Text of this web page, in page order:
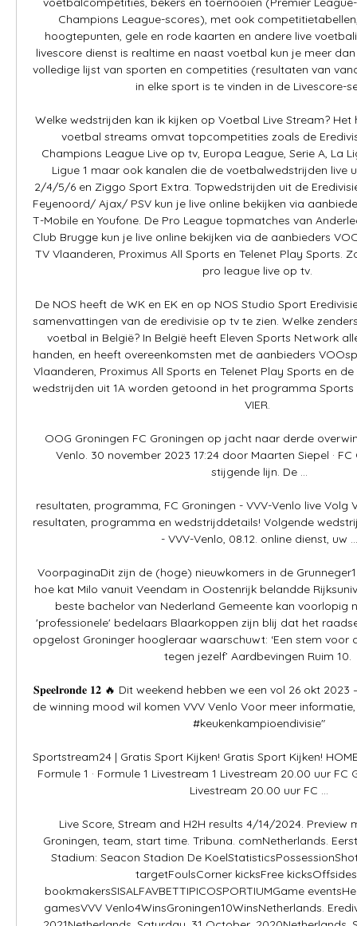
Champions League-scores), met ook
hoogtepunten, gele en rode kaarten en andere live
livescore dienst is realtime en naast voetbal kun je meer
volledige lijst van sporten en competities (resultaten van
in elke sport is te vinden in de Livescore-
Welke wedstrijden kan ik kijken op Voetbal Live Stream?
voetbal streams omvat topcompetities zoals de
Champions League Live op tv, Europa League, Serie A, La
Ligue 1 maar ook kanalen die de voetbalwedstrijden live
2/4/5/6 en Ziggo Sport Extra. Topwedstrijden uit de
Feyenoord/ Ajax/ PSV kun je live online bekijken via
T-Mobile en Youfone. De Pro League topmatches van
Club Brugge kun je live online bekijken via de aanbieders
TV Vlaanderen, Proximus All Sports en Telenet Play Sports.
pro league live op tv.
De NOS heeft de WK en EK en op NOS Studio Sport
samenvattingen van de eredivisie op tv te zien. Welke
voetbal in België? In België heeft Eleven Sports Network
handen, en heeft overeenkomsten met de aanbieders
Vlaanderen, Proximus All Sports en Telenet Play Sports en
wedstrijden uit 1A worden getoond in het programma
VIER.
OOG Groningen FC Groningen op jacht naar derde
Venlo. 30 november 2023 17:24 door Maarten Siepel ·
stijgende lijn. De ...
resultaten, programma, FC Groningen - VVV-Venlo live Volg
resultaten, programma en wedstrijddetails! Volgende
- VVV-Venlo, 08.12. online dienst, uw ...
VoorpaginaDit zijn de (hoge) nieuwkomers in de
hoe kat Milo vanuit Veendam in Oostenrijk belandde
beste bachelor van Nederland Gemeente kan voorlopig
'professionele' bedelaars Blaarkoppen zijn blij dat het
opgelost Groninger hoogleraar waarschuwt: ‘Een stem voor
tegen jezelf’ Aardbevingen Ruim 10.
𝐒𝐩𝐞𝐞𝐥𝐫𝐨𝐧𝐝𝐞 𝟏𝟐 🔥 Dit weekend hebben we een vol 26 okt
de winning mood wil komen VVV Venlo Voor meer
#keukenkampioendivisie"
Sportstream24 | Gratis Sport Kijken! Gratis Sport Kijken!
Formule 1 · Formule 1 Livestream 1 Livestream 20.00 uur FC
Livestream 20.00 uur FC ...
Live Score, Stream and H2H results 4/14/2024. Preview
Groningen, team, start time. Tribuna. comNetherlands.
Stadium: Seacon Stadion De
targetFoulsCorner kicksFree
bookmakersSISALFAVBETTIPICOSPORTIUMGame
gamesVVV Venlo4WinsGroningen10WinsNetherlands.